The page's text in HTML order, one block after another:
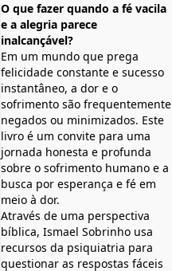
O que fazer quando a fé vacila
e a alegria parece
inalcançável?
Em um mundo que prega
felicidade constante e sucesso
instantâneo, a dor e o
sofrimento são frequentemente
negados ou minimizados. Este
livro é um convite para uma
jornada honesta e profunda
sobre o sofrimento humano e a
busca por esperança e fé em
meio à dor.
Através de uma perspectiva
bíblica, Ismael Sobrinho usa
recursos da psiquiatria para
questionar as respostas fáceis